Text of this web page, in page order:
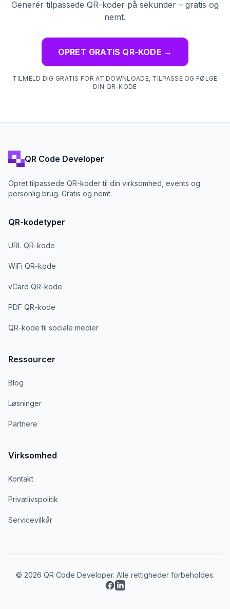
Generér tilpassede QR-koder på sekunder – gratis og
nemt.
OPRET GRATIS QR-KODE →
TILMELD DIG GRATIS FOR AT DOWNLOADE, TILPASSE OG FØLGE
DIN QR-KODE
QR Code Developer
Opret tilpassede QR-koder til din virksomhed, events og
personlig brug. Gratis og nemt.
QR-kodetyper
URL QR-kode
WiFi QR-kode
vCard QR-kode
PDF QR-kode
QR-kode til sociale medier
Ressourcer
Blog
Løsninger
Partnere
Virksomhed
Kontakt
Privatlivspolitik
Servicevilkår
© 2026 QR Code Developer. Alle rettigheder forbeholdes.